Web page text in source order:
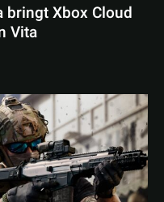
bringt Xbox Cloud
Vita